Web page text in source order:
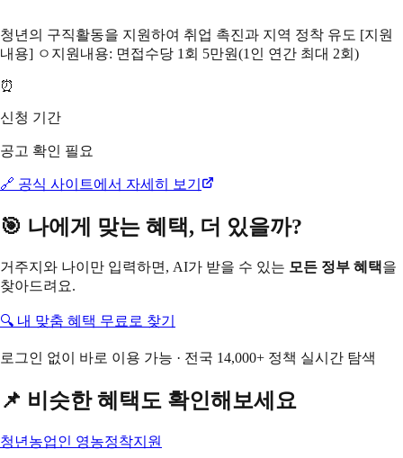
청년의 구직활동을 지원하여 취업 촉진과 지역 정착 유도 [지원
내용] ㅇ지원내용: 면접수당 1회 5만원(1인 연간 최대 2회)
⏰
신청 기간
공고 확인 필요
🔗 공식 사이트에서 자세히 보기
🎯 나에게 맞는 혜택, 더 있을까?
거주지와 나이만 입력하면, AI가 받을 수 있는 모든 정부 혜택을
찾아드려요.
🔍 내 맞춤 혜택 무료로 찾기
로그인 없이 바로 이용 가능 · 전국 14,000+ 정책 실시간 탐색
📌 비슷한 혜택도 확인해보세요
청년농업인 영농정착지원